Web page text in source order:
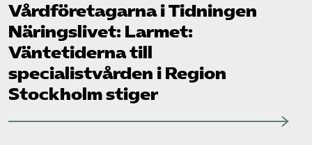
Vård­företagarna i Tidningen
Näringslivet: Larmet:
Väntetiderna till
specialistvården i Region
Stockholm stiger